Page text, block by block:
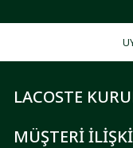
LACOSTE
MÜŞTERİ